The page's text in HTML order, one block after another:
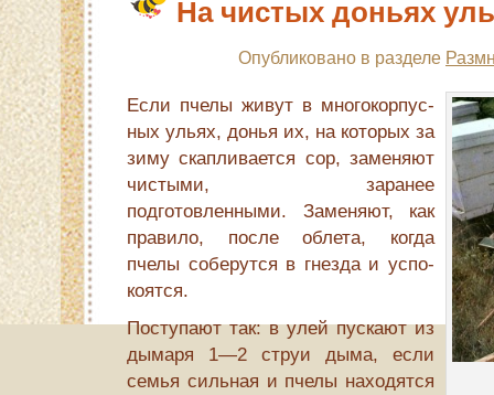
На чистых доньях
Опубликовано в разделе
Если пчелы живут в многокорпус­
ных ульях, донья их, на которых за
зиму скапливается сор, за­меняют
чистыми, заранее
подготовленными. Заменяют, как
правило, после облета, когда
пчелы соберутся в гнезда и успо­
коятся.
Поступают так: в улей пускают из
дымаря 1—2 струи дыма, если
семья сильная и пчелы находятся